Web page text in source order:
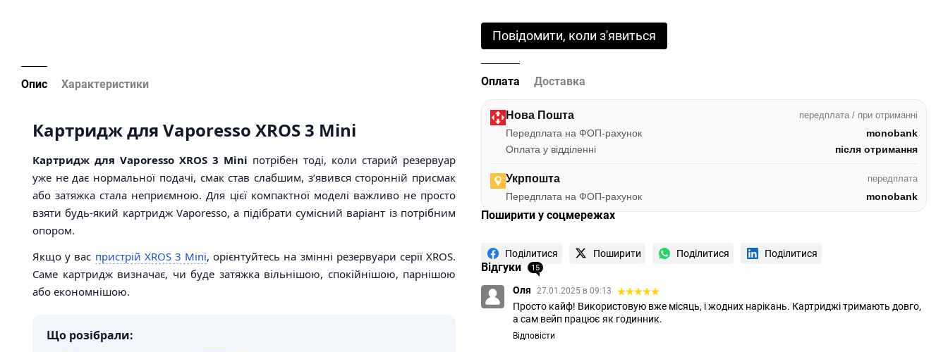
Опис Характеристики
Картридж для Vaporesso XROS 3 Mini
Картридж для Vaporesso XROS 3 Mini потрібен тоді, коли старий резервуар
уже не дає нормальної подачі, смак став слабшим, з’явився сторонній присмак
або затяжка стала неприємною. Для цієї компактної моделі важливо не просто
взяти будь-який картридж Vaporesso, а підібрати сумісний варіант із потрібним
опором.
Якщо у вас пристрій XROS 3 Mini, орієнтуйтесь на змінні резервуари серії XROS.
Саме картридж визначає, чи буде затяжка вільнішою, спокійнішою, парнішою
або економнішою.
Що розібрали:
Повідомити, коли з'явиться
Оплата Доставка
Нова Пошта передплата / при отриманні
Передплата на ФОП-рахунок
monobank
Оплата у відділенні
після отримання
Укрпошта передплата
Передплата на ФОП-рахунок monobank
Поширити у соцмережах
Поділитися Поширити Поділитися Поділитися
Відгуки 15
Оля 27.01.2025 в 09:13
Просто кайф! Використовую вже місяць, і жодних нарікань. Картриджі тримають довго,
а сам вейп працює як годинник.
Відповісти